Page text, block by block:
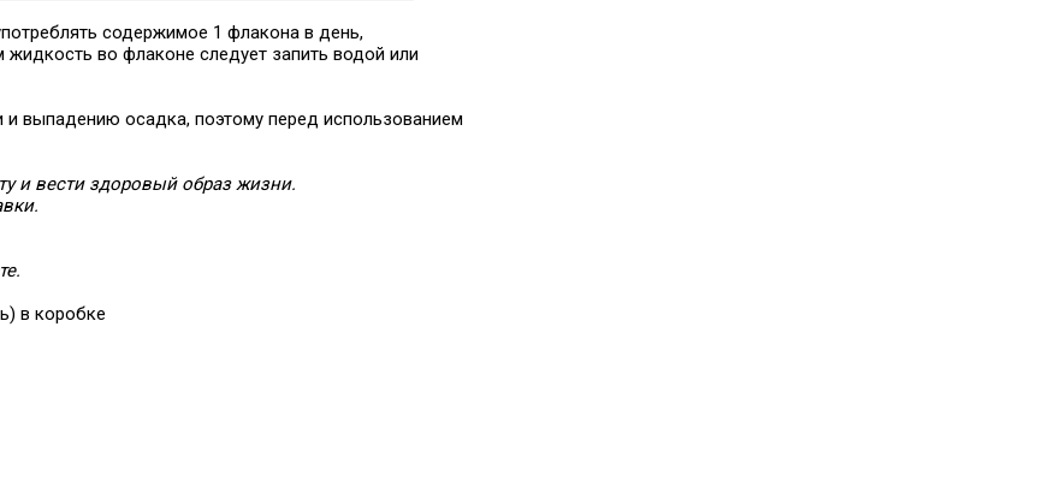
содержимое 1 флакона в день,
во флаконе следует запить водой или
выпадению осадка, поэтому перед использованием
и вести здоровый образ жизни.
в коробке